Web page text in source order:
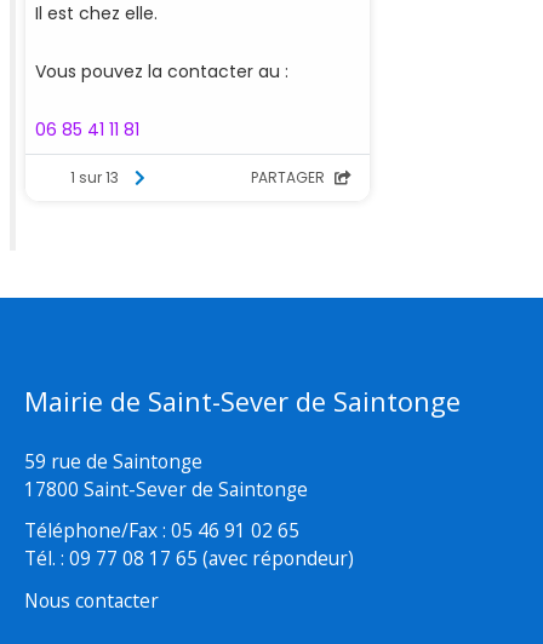
Mairie de Saint-Sever de Saintonge
59 rue de Saintonge
17800 Saint-Sever de Saintonge
Téléphone/Fax : 05 46 91 02 65
Tél. : 09 77 08 17 65 (avec répondeur)
Nous contacter